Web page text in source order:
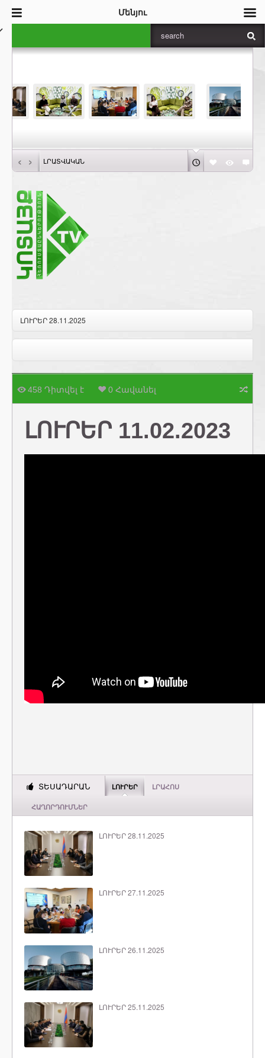
‹ › ԼՐԱՏՎԱԿԱՆ
ԼՈՒՐԵՐ 28.11.2025
458 Դիտվել է 0 Հավանել
ԼՈՒՐԵՐ 11.02.2023
ՏԵՍԱԴԱՐԱՆ ԼՈՒՐԵՐ ԼՐԱՀՈՍ
ՀԱՂՈՐԴՈՒՄՆԵՐ
ԼՈՒՐԵՐ 28.11.2025
ԼՈՒՐԵՐ 27.11.2025
ԼՈՒՐԵՐ 26.11.2025
ԼՈՒՐԵՐ 25.11.2025
Մենյու